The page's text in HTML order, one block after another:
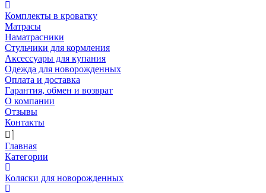
Комплекты в кроватку
Матрасы
Наматрасники
Стульчики для кормления
Аксессуары для купания
Одежда для новорожденных
Оплата и доставка
Гарантия, обмен и возврат
О компании
Отзывы
Контакты
Главная
Категории
Коляски для новорожденных